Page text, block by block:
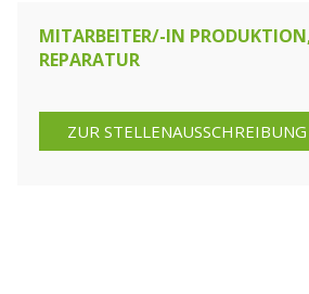
MITARBEITER/-IN
REPARATUR
ZUR STELLENAUSSCHREIBUNG